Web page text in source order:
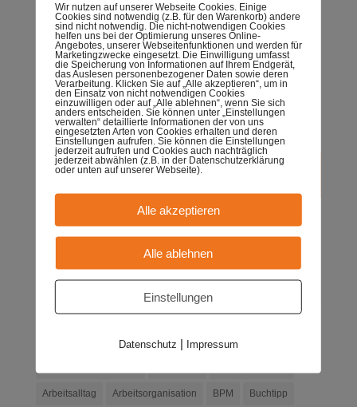
Name, E-Mail-Adresse und Website in diesem
Browser für meinen nächsten Kommentar speichern.
Arbeitsalltag Arbeitsorganisation BPM Buchtipp
Wir nutzen auf unserer Webseite Cookies. Einige
Cookies sind notwendig (z.B. für den Warenkorb) andere
sind nicht notwendig. Die nicht-notwendigen Cookies
helfen uns bei der Optimierung unseres Online-
Angebotes, unserer Webseitenfunktionen und werden für
Marketingzwecke eingesetzt. Die Einwilligung umfasst
die Speicherung von Informationen auf Ihrem Endgerät,
das Auslesen personenbezogener Daten sowie deren
Verarbeitung. Klicken Sie auf „Alle akzeptieren“, um in
den Einsatz von nicht notwendigen Cookies
einzuwilligen oder auf „Alle ablehnen“, wenn Sie sich
anders entscheiden. Sie können unter „Einstellungen
verwalten“ detaillierte Informationen der von uns
eingesetzten Arten von Cookies erhalten und deren
Einstellungen aufrufen. Sie können die Einstellungen
jederzeit aufrufen und Cookies auch nachträglich
jederzeit abwählen (z.B. in der Datenschutzerklärung
oder unten auf unserer Webseite).
Alle akzeptieren
Alle ablehnen
Einstellungen
Datenschutz | Impressum